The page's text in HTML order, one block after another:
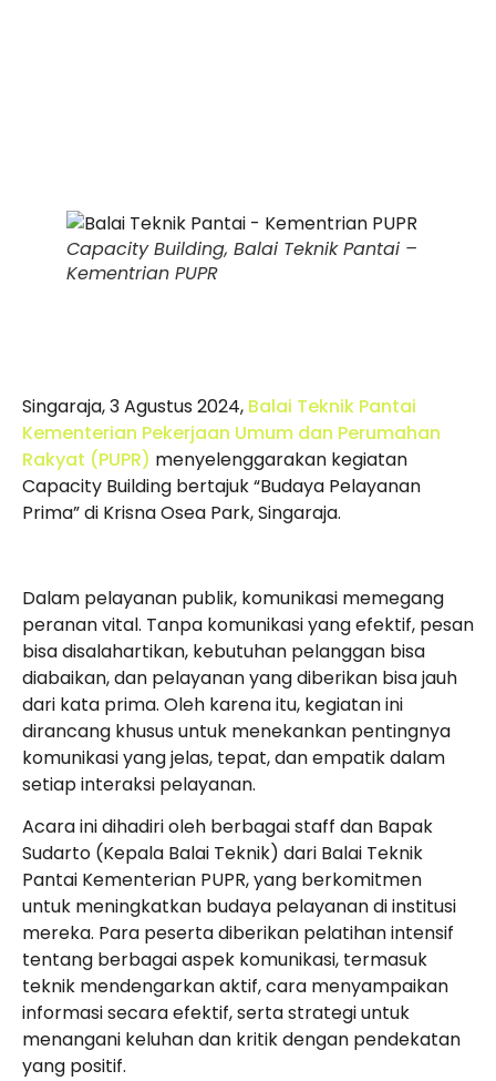
Capacity Building, Balai Teknik Pantai –
Kementrian PUPR
Singaraja, 3 Agustus 2024, Balai Teknik Pantai
Kementerian Pekerjaan Umum dan Perumahan
Rakyat (PUPR) menyelenggarakan kegiatan
Capacity Building bertajuk “Budaya Pelayanan
Prima” di Krisna Osea Park, Singaraja.
Dalam pelayanan publik, komunikasi memegang
peranan vital. Tanpa komunikasi yang efektif, pesan
bisa disalahartikan, kebutuhan pelanggan bisa
diabaikan, dan pelayanan yang diberikan bisa jauh
dari kata prima. Oleh karena itu, kegiatan ini
dirancang khusus untuk menekankan pentingnya
komunikasi yang jelas, tepat, dan empatik dalam
setiap interaksi pelayanan.
Acara ini dihadiri oleh berbagai staff dan Bapak
Sudarto (Kepala Balai Teknik) dari Balai Teknik
Pantai Kementerian PUPR, yang berkomitmen
untuk meningkatkan budaya pelayanan di institusi
mereka. Para peserta diberikan pelatihan intensif
tentang berbagai aspek komunikasi, termasuk
teknik mendengarkan aktif, cara menyampaikan
informasi secara efektif, serta strategi untuk
menangani keluhan dan kritik dengan pendekatan
yang positif.